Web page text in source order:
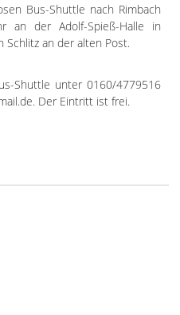
Bus-Shuttle nach Rimbach
an der Adolf-Spieß-Halle in
Schlitz an der alten Post.
Shuttle unter 0160/4779516
Der Eintritt ist frei.